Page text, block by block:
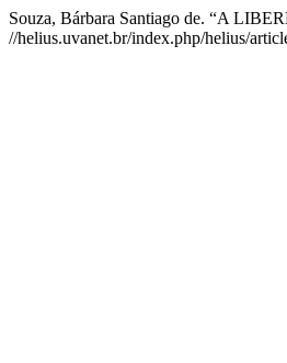
Souza, Bárbara Santiago de. “A
//helius.uvanet.br/index.php/helius/